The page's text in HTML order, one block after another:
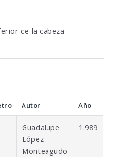
de la cabeza
Autor Año
Guadalupe
López
Monteagudo
1.989